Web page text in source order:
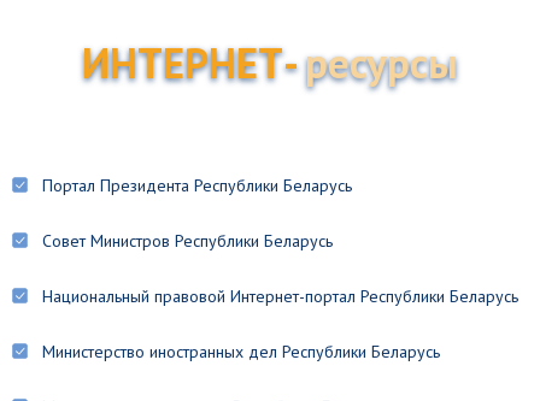
ИНТЕРНЕТ-ресурсы
Портал Президента Республики Беларусь
Совет Министров Республики Беларусь
Национальный правовой Интернет-портал Республики Беларусь
Министерство иностранных дел Республики Беларусь